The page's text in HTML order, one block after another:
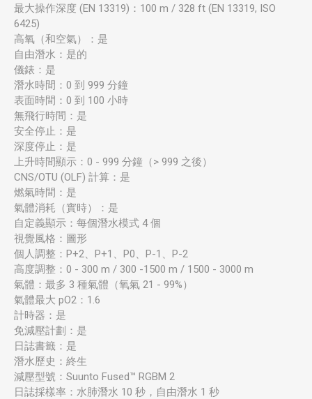
最大操作深度 (EN 13319)：100 m / 328 ft (EN 13319, ISO
6425)
高氧（和空氣）：是
自由潛水：是的
儀錶：是
潛水時間：0 到 999 分鐘
表面時間：0 到 100 小時
無飛行時間：是
安全停止：是
深度停止：是
上升時間顯示：0 - 999 分鐘（> 999 之後）
CNS/OTU (OLF) 計算：是
燃氣時間：是
氣體消耗（實時）：是
自定義顯示：每個潛水模式 4 個
視覺風格：圖形
個人調整：P+2、P+1、P0、P-1、P-2
高度調整：0 - 300 m / 300 -1500 m / 1500 - 3000 m
氣體：最多 3 種氣體（氧氣 21 - 99%）
氣體最大 pO2：1.6
計時器：是
免減壓計劃：是
日誌書籤：是
潛水歷史：終生
減壓型號：Suunto Fused™ RGBM 2
日誌採樣率：水肺潛水 10 秒，自由潛水 1 秒